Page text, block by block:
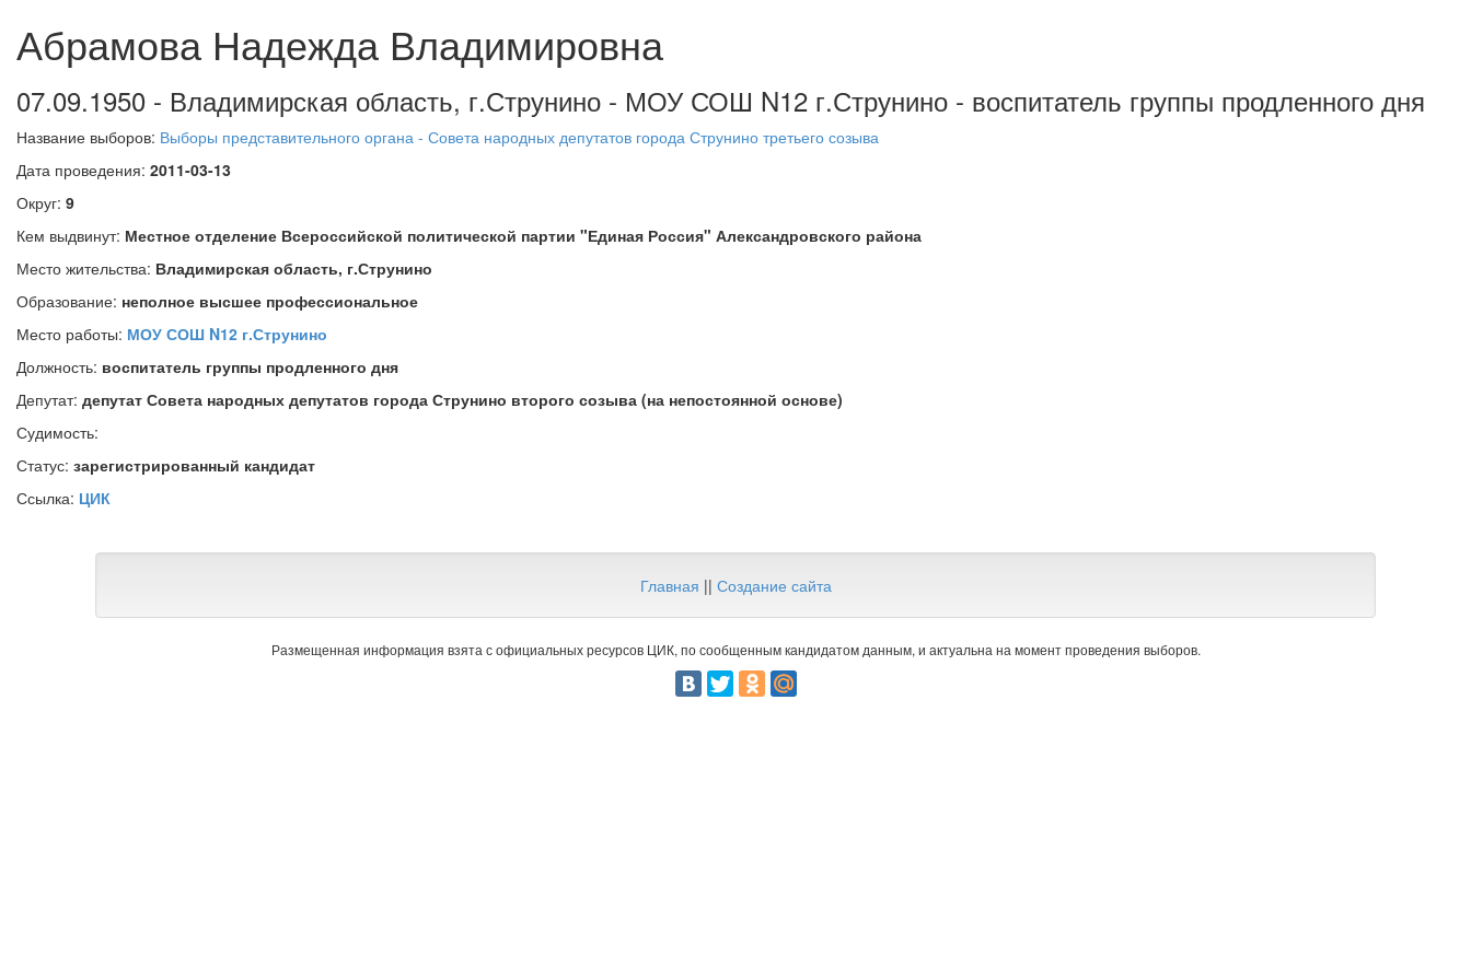
Абрамова Надежда Владимировна
07.09.1950 - Владимирская область, г.Струнино - МОУ СОШ N12 г.Струнино - воспитатель группы продленного дня
Название выборов: Выборы представительного органа - Совета народных депутатов города Струнино третьего созыва
Дата проведения: 2011-03-13
Округ: 9
Кем выдвинут: Местное отделение Всероссийской политической партии "Единая Россия" Александровского района
Место жительства: Владимирская область, г.Струнино
Образование: неполное высшее профессиональное
Место работы: МОУ СОШ N12 г.Струнино
Должность: воспитатель группы продленного дня
Депутат: депутат Совета народных депутатов города Струнино второго созыва (на непостоянной основе)
Судимость:
Статус: зарегистрированный кандидат
Ссылка: ЦИК
Главная || Создание сайта
Размещенная информация взята с официальных ресурсов ЦИК, по сообщенным кандидатом данным, и актуальна на момент проведения выборов.